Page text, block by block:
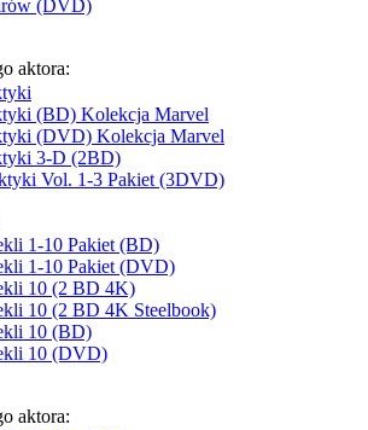
(DVD)
aktora:
(BD) Kolekcja Marvel
(DVD) Kolekcja Marvel
3-D (2BD)
Vol. 1-3 Pakiet (3DVD)
1-10 Pakiet (BD)
1-10 Pakiet (DVD)
10 (2 BD 4K)
10 (2 BD 4K Steelbook)
10 (BD)
10 (DVD)
aktora: